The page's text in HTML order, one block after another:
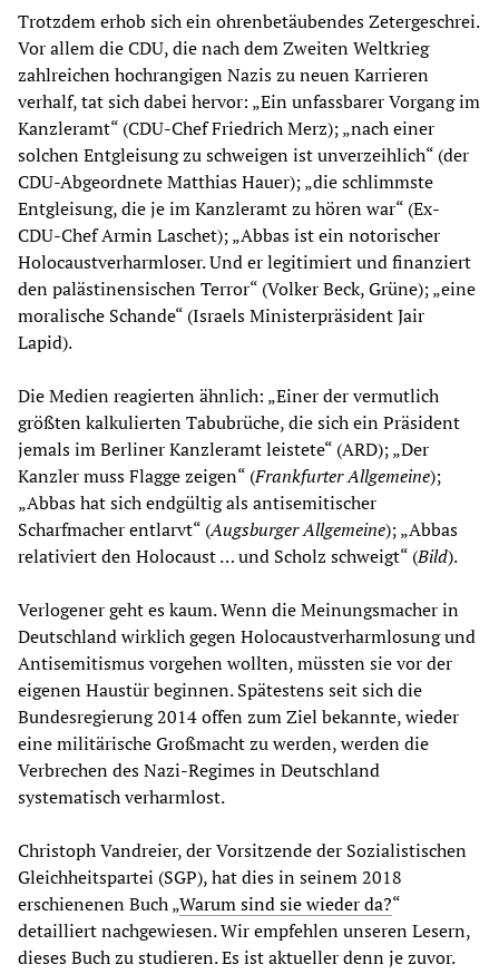
Trotzdem erhob sich ein ohrenbetäubendes Zetergeschrei.
Vor allem die CDU, die nach dem Zweiten Weltkrieg
zahlreichen hochrangigen Nazis zu neuen Karrieren
verhalf, tat sich dabei hervor: „Ein unfassbarer Vorgang im
Kanzleramt“ (CDU-Chef Friedrich Merz); „nach einer
solchen Entgleisung zu schweigen ist unverzeihlich“ (der
CDU-Abgeordnete Matthias Hauer); „die schlimmste
Entgleisung, die je im Kanzleramt zu hören war“ (Ex-
CDU-Chef Armin Laschet); „Abbas ist ein notorischer
Holocaustverharmloser. Und er legitimiert und finanziert
den palästinensischen Terror“ (Volker Beck, Grüne); „eine
moralische Schande“ (Israels Ministerpräsident Jair
Lapid).
Die Medien reagierten ähnlich: „Einer der vermutlich
größten kalkulierten Tabubrüche, die sich ein Präsident
jemals im Berliner Kanzleramt leistete“ (ARD); „Der
Kanzler muss Flagge zeigen“ (Frankfurter Allgemeine);
„Abbas hat sich endgültig als antisemitischer
Scharfmacher entlarvt“ (Augsburger Allgemeine); „Abbas
relativiert den Holocaust … und Scholz schweigt“ (Bild).
Verlogener geht es kaum. Wenn die Meinungsmacher in
Deutschland wirklich gegen Holocaustverharmlosung und
Antisemitismus vorgehen wollten, müssten sie vor der
eigenen Haustür beginnen. Spätestens seit sich die
Bundesregierung 2014 offen zum Ziel bekannte, wieder
eine militärische Großmacht zu werden, werden die
Verbrechen des Nazi-Regimes in Deutschland
systematisch verharmlost.
Christoph Vandreier, der Vorsitzende der Sozialistischen
Gleichheitspartei (SGP), hat dies in seinem 2018
erschienenen Buch „Warum sind sie wieder da?“
detailliert nachgewiesen. Wir empfehlen unseren Lesern,
dieses Buch zu studieren. Es ist aktueller denn je zuvor.